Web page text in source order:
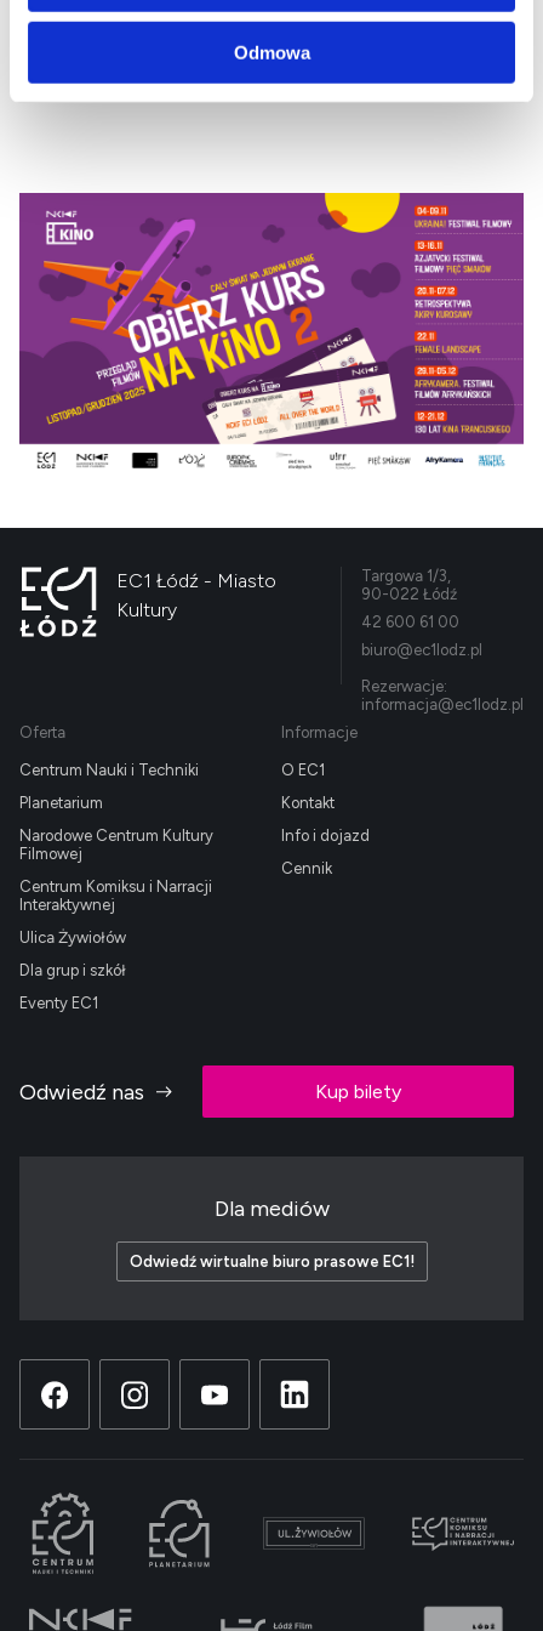
Odmowa
EC1 Łódź - Miasto
Kultury
Targowa 1/3,
90-022 Łódź
42 600 61 00
biuro@ec1lodz.pl
Rezerwacje:
informacja@ec1lodz.pl
Oferta
Centrum Nauki i Techniki
Planetarium
Narodowe Centrum Kultury
Filmowej
Centrum Komiksu i Narracji
Interaktywnej
Ulica Żywiołów
Dla grup i szkół
Eventy EC1
Informacje
O EC1
Kontakt
Info i dojazd
Cennik
Odwiedź nas Kup bilety
Dla mediów
Odwiedź wirtualne biuro prasowe EC1!